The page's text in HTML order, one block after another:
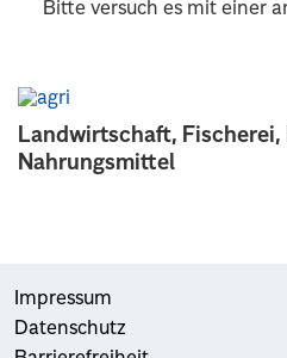
Landwirtschaft,
Nahrungsmittel
Bitte versuch es mit einer
Impressum
Datenschutz